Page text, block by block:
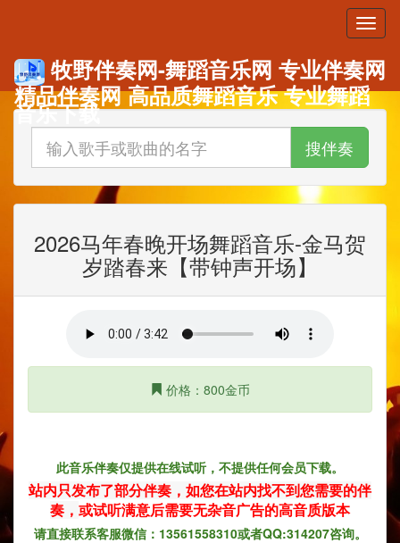
牧野伴奏网-舞蹈音乐网 专业伴奏网
精品伴奏网 高品质舞蹈音乐 专业舞蹈
音乐下载
搜伴奏
2026马年春晚开场舞蹈音乐-金马贺
岁踏春来【带钟声开场】
价格：800金币
此音乐伴奏仅提供在线试听，不提供任何会员下载。
站内只发布了部分伴奏，如您在站内找不到您需要的伴
奏， 或试听满意后需要无杂音广告的高音质版本
请直接联系客服微信：13561558310或者QQ:314207咨询。